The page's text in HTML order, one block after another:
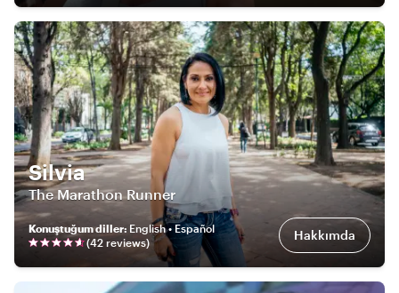
Silvia
The Marathon Runner
Konuştuğum diller: English • Español
(42 reviews) Hakkımda